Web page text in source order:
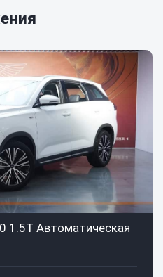
1.5T Автоматическая